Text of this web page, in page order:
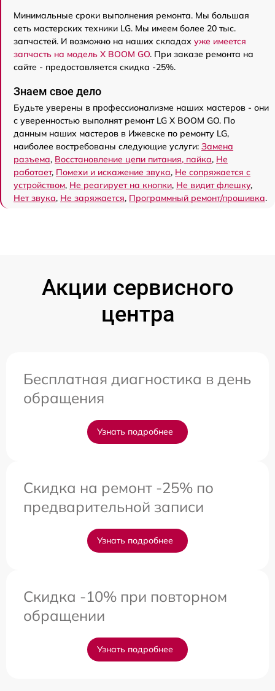
Минимальные сроки выполнения ремонта. Мы большая
сеть мастерских техники LG. Мы имеем более 20 тыс.
запчастей. И возможно на наших складах уже имеется
запчасть на модель X BOOM GO. При заказе ремонта на
сайте - предоставляется скидка -25%.
Знаем свое дело
Будьте уверены в профессионализме наших мастеров - они
с уверенностью выполнят ремонт LG X BOOM GO. По
данным наших мастеров в Ижевске по ремонту LG,
наиболее востребованы следующие услуги: Замена
разъема, Восстановление цепи питания, пайка, Не
работает, Помехи и искажение звука, Не сопряжается с
устройством, Не реагирует на кнопки, Не видит флешку,
Нет звука, Не заряжается, Программный ремонт/прошивка.
Акции сервисного
центра
Бесплатная диагностика в день
обращения
Узнать подробнее
Скидка на ремонт -25% по
предварительной записи
Узнать подробнее
Скидка -10% при повторном
обращении
Узнать подробнее